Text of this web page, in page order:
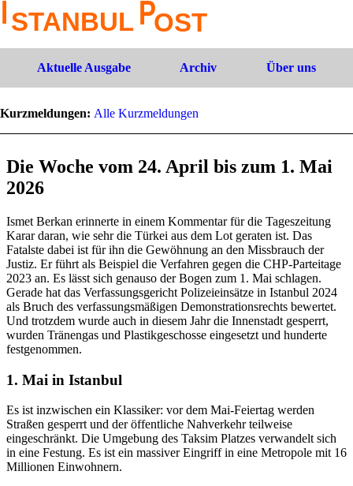
Aktuelle Ausgabe Archiv Über uns
Kurzmeldungen: Alle Kurzmeldungen
Die Woche vom 24. April bis zum 1. Mai
2026
Ismet Berkan erinnerte in einem Kommentar für die Tageszeitung
Karar daran, wie sehr die Türkei aus dem Lot geraten ist. Das
Fatalste dabei ist für ihn die Gewöhnung an den Missbrauch der
Justiz. Er führt als Beispiel die Verfahren gegen die CHP-Parteitage
2023 an. Es lässt sich genauso der Bogen zum 1. Mai schlagen.
Gerade hat das Verfassungsgericht Polizeieinsätze in Istanbul 2024
als Bruch des verfassungsmäßigen Demonstrationsrechts bewertet.
Und trotzdem wurde auch in diesem Jahr die Innenstadt gesperrt,
wurden Tränengas und Plastikgeschosse eingesetzt und hunderte
festgenommen.
1. Mai in Istanbul
Es ist inzwischen ein Klassiker: vor dem Mai-Feiertag werden
Straßen gesperrt und der öffentliche Nahverkehr teilweise
eingeschränkt. Die Umgebung des Taksim Platzes verwandelt sich
in eine Festung. Es ist ein massiver Eingriff in eine Metropole mit 16
Millionen Einwohnern.